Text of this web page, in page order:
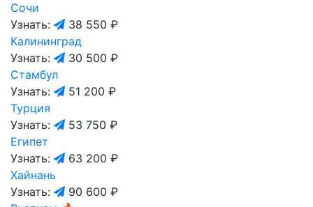
Сочи
Узнать:
38 550 ₽
Калининград
Узнать:
30 500 ₽
Стамбул
Узнать:
51 200 ₽
Турция
Узнать:
53 750 ₽
Египет
Узнать:
63 200 ₽
Хайнань
Узнать:
90 600 ₽